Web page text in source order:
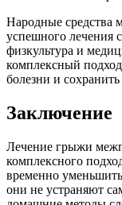
Народные средства
успешного лечения
физкультура и
комплексный подход
болезни и
Заключение
Лечение грыжи
комплексного
временно
они не устраняют